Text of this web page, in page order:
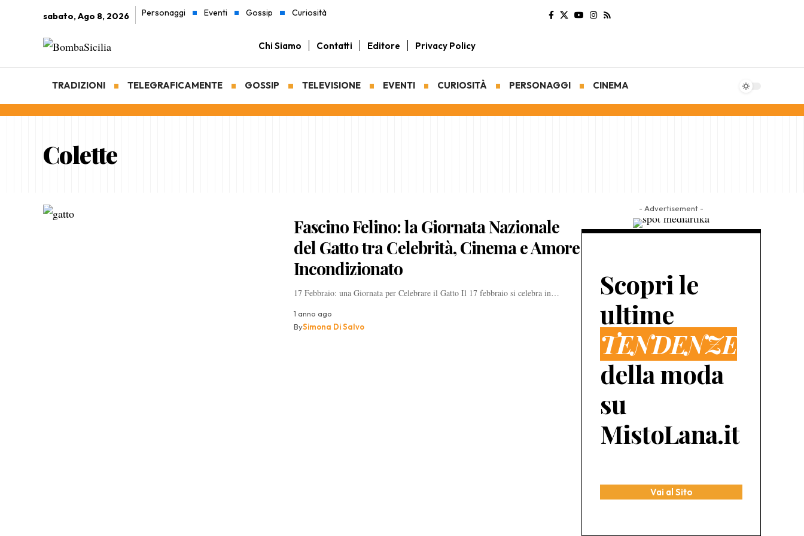
sabato, Ago 8, 2026 Personaggi Eventi Gossip Curiosità
Chi Siamo Contatti Editore Privacy Policy
TRADIZIONI TELEGRAFICAMENTE GOSSIP TELEVISIONE EVENTI CURIOSITÀ PERSONAGGI CINEMA
Colette
Fascino Felino: la Giornata Nazionale
del Gatto tra Celebrità, Cinema e Amore
Incondizionato
17 Febbraio: una Giornata per Celebrare il Gatto Il 17 febbraio si celebra in…
1 anno ago
BySimona Di Salvo
- Advertisement -
Scopri le
ultime
TENDENZE
della moda
su
MistoLana.it
Vai al Sito